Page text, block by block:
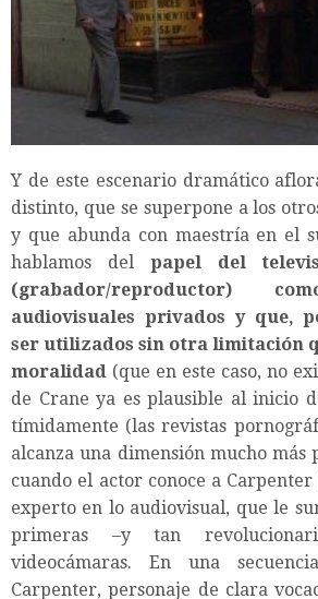
Y de este escenario dramático
distinto, que se superpone a los
y que abunda con maestría en el
hablamos del papel del
(grabador/reproductor)
audiovisuales privados y que,
ser utilizados sin otra limitación
moralidad (que en este caso, no
de Crane ya es plausible al inicio
tímidamente (las revistas
alcanza una dimensión mucho más
cuando el actor conoce a
experto en lo audiovisual, que le
primeras –y tan
videocámaras. En una
Carpenter, personaje de clara